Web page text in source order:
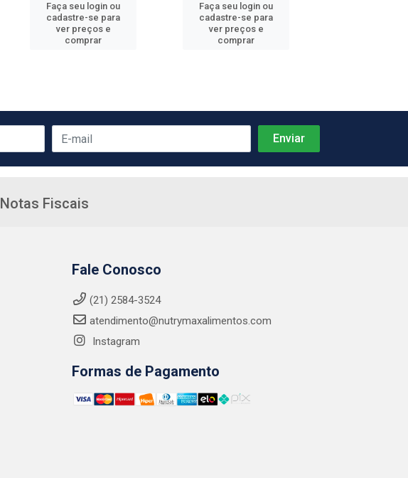
Faça seu login ou
cadastre-se para
ver preços e
comprar
Faça seu login ou
cadastre-se para
ver preços e
comprar
Notas Fiscais
Fale Conosco
(21) 2584-3524
atendimento@nutrymaxalimentos.com
Instagram
Formas de Pagamento